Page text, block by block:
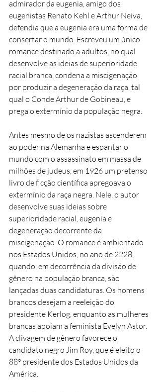
admirador da eugenia, amigo dos
eugenistas Renato Kehl e Arthur Neiva,
defendia que a eugenia era uma forma de
consertar o mundo. Escreveu um único
romance destinado a adultos, no qual
desenvolve as ideias de superioridade
racial branca, condena a miscigenação
por produzir a degeneração da raça, tal
qual o Conde Arthur de Gobineau, e
prega o extermínio da população negra.
Antes mesmo de os nazistas ascenderem
ao poder na Alemanha e espantar o
mundo com o assassinato em massa de
milhões de judeus, em 1926 um pretenso
livro de ficção científica apregoava o
extermínio da raça negra. Nele, o autor
desenvolve suas ideias sobre
superioridade racial, eugenia e
degeneração decorrente da
miscigenação. O romance é ambientado
nos Estados Unidos, no ano de 2228,
quando, em decorrência da divisão de
gênero na população branca, são
lançadas duas candidaturas. Os homens
brancos desejam a reeleição do
presidente Kerlog, enquanto as mulheres
brancas apoiam a feminista Evelyn Astor.
A clivagem de gênero favorece o
candidato negro Jim Roy, que é eleito o
88° presidente dos Estados Unidos da
América.